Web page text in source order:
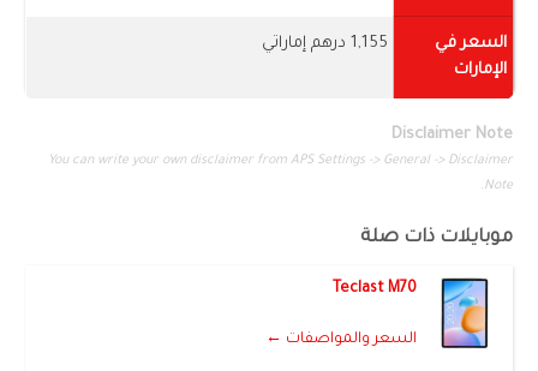
السعر في
الإمارات
1,155 درهم إماراتي
Disclaimer Note
You can write your own disclaimer from APS Settings -> General -> Disclaimer
Note.
موبايلات ذات صلة
Teclast M70
السعر والمواصفات ←